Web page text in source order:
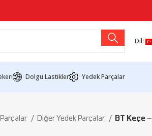
Dil:
Dolgu Lastikler Yedek Parçalar
Diğer Yedek Parçalar BT Keçe